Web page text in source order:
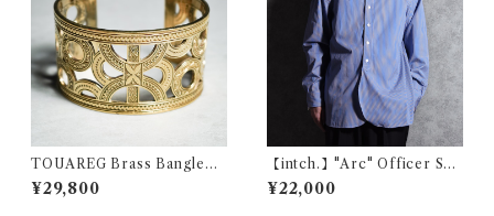
TOUAREG Brass Bangleト
ゥアレグ ブラス バングル 真鍮
157
¥29,800
【intch.】"Arc" Officer Shi
rts THOMAS MASON Sax×
white ST 2 インチ アーク オ
¥22,000